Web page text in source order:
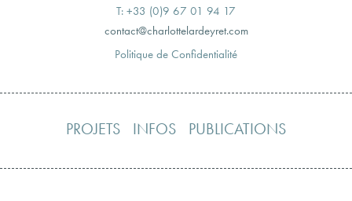
T: +33 (0)9 67 01 94 17
moc.teryedralettolrahc@tcatnoc
Politique de Confidentialité
PROJETS INFOS PUBLICATIONS